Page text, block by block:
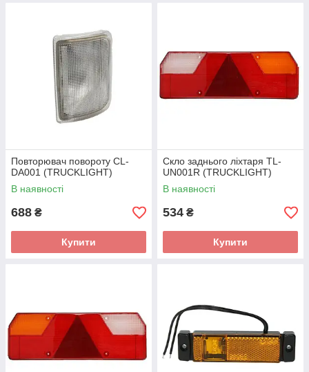
Повторювач повороту CL-
DA001 (TRUCKLIGHT)
В наявності
688 ₴
Купити
Скло заднього ліхтаря TL-
UN001R (TRUCKLIGHT)
В наявності
534 ₴
Купити